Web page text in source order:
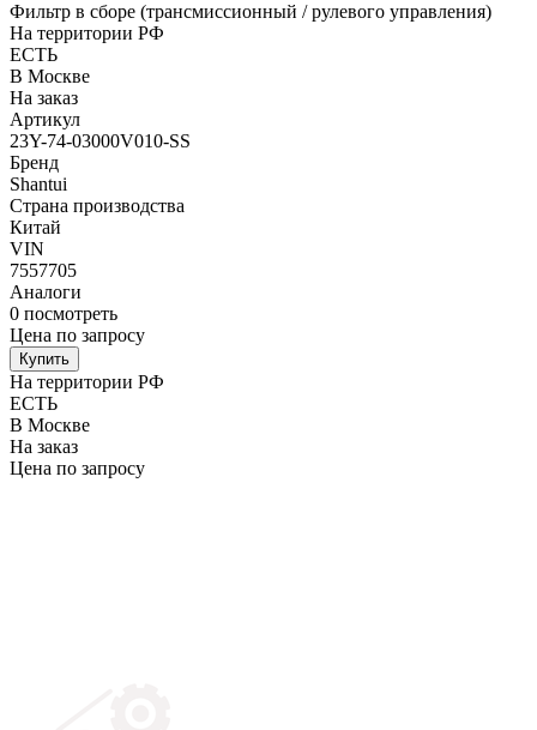
Фильтр в сборе (трансмиссионный / рулевого управления)
На территории РФ
ЕСТЬ
В Москве
На заказ
Артикул
23Y-74-03000V010-SS
Бренд
Shantui
Страна производства
Китай
VIN
7557705
Аналоги
0 посмотреть
Цена по запросу
Купить
На территории РФ
ЕСТЬ
В Москве
На заказ
Цена по запросу